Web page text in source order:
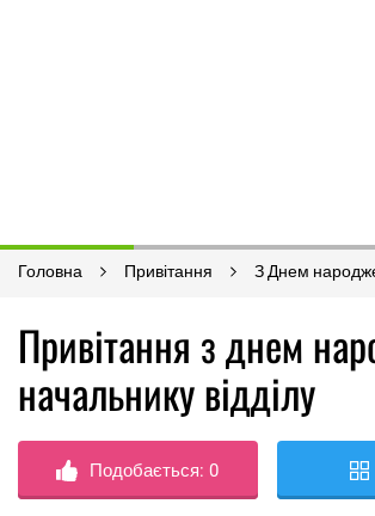
Головна Привітання З Днем
Привітання з днем
начальнику відділу
Подобається:0